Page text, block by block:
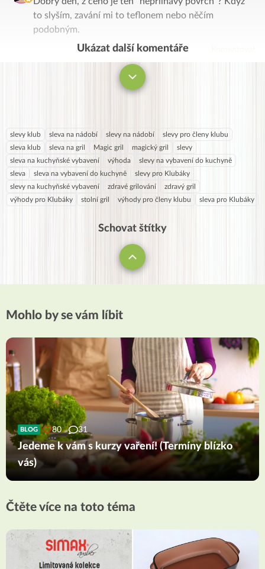
to slyším, zavání mi to teflonem nebo něčím
podobným.
Ukázat další komentáře
slevy klub sleva na nádobí slevy na nádobí
slevy pro členy klubu
sleva klub
sleva na gril Magic gril magický gril
slevy
sleva na kuchyňské vybavení
výhoda
slevy na vybavení do kuchyně
sleva
sleva na vybavení do kuchyně
slevy pro Klubáky
slevy na kuchyňské vybavení
zdravé grilování
zdravý gril
výhody pro Klubáky
stolní gril výhody pro členy klubu sleva pro Klubáky
Schovat štítky
Mohlo by se vám líbit
BLOG 80 31
Jedeme k vám s kurzy vaření! (Termíny blízko
vás)
Čtěte více na toto téma